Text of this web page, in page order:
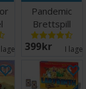
7
Pandemic
Brettspill
399 SEK I